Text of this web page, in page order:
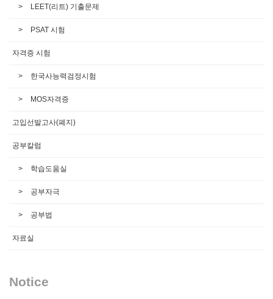
LEET(리트) 기출문제
PSAT 시험
자격증 시험
한국사능력검정시험
MOS자격증
고입선발고사(폐지)
공부칼럼
학습도움실
공부자극
공부법
자료실
Notice